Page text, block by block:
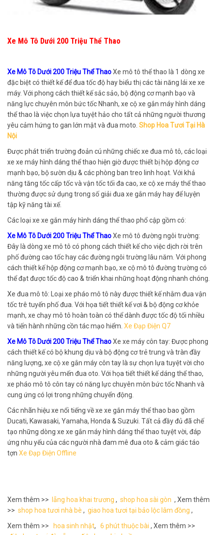
Xe Mô Tô Dưới 200 Triệu Thể Thao
Xe Mô Tô Dưới 200 Triệu Thể ThaoXe mô tô thể thao là 1 dòng xe
đặc biệt có thiết kế để đua tốc độ hay biểu thị các tài năng lái xe xe
máy. Với phong cách thiết kế sắc sảo, bộ động cơ mạnh bạo và
năng lực chuyên môn bức tốc Nhanh, xe cộ xe gắn máy hình dáng
thể thao là việc chọn lựa tuyệt hảo cho tất cả những người thương
yêu cảm hứng to gan lớn mật và đua moto. Shop Hoa Tươi Tại Hà
Nội
Được phát triển trường đoản cú những chiếc xe đua mô tô, các loại
xe xe máy hình dáng thể thao hiện giờ được thiết bị hộp động cơ
mạnh bạo, bộ sườn dịu & các phòng ban treo linh hoạt. Với khả
năng tăng tốc cấp tốc và vận tốc tối đa cao, xe cộ xe máy thể thao
thường được sử dụng trong số giải đua xe gắn máy hay để luyện
tập kỹ năng tài xế.
Các loại xe xe gắn máy hình dáng thể thao phổ cập gồm có:
Xe Mô Tô Dưới 200 Triệu Thể ThaoXe mô tô đường ngôi trường:
Đây là dòng xe mô tô có phong cách thiết kế cho việc dịch rời trên
phố đường cao tốc hay các đường ngôi trường lâu năm. Với phong
cách thiết kế hộp động cơ mạnh bạo, xe cộ mô tô đường trường có
thể đạt được tốc độ cao & triển khai những hoạt động nhanh chóng.
Xe đua mô tô: Loại xe pháo mô tô này được thiết kế nhằm đua vận
tốc trê tuyến phố đua. Với họa tiết thiết kế vơi & bộ động cơ khỏe
mạnh, xe chạy mô tô hoàn toàn có thể dành được tốc độ tối nhiều
và tiến hành những cồn tác mạo hiểm. Xe Đạp Điện Q7
Xe Mô Tô Dưới 200 Triệu Thể ThaoXe xe máy côn tay: Được phong
cách thiết kế có bộ khung dịu và bộ động cơ trẻ trung và tràn đầy
năng lượng, xe cộ xe gắn máy côn tay là sự chọn lựa tuyệt vời cho
những người yêu mến đua oto. Với họa tiết thiết kế dáng thể thao,
xe pháo mô tô côn tay có năng lực chuyên môn bức tốc Nhanh và
cung ứng có lợi trong những chuyển động.
Các nhãn hiệu xe nổi tiếng về xe xe gắn máy thể thao bao gồm
Ducati, Kawasaki, Yamaha, Honda & Suzuki. Tất cả đầy đủ đã chế
tạo những dòng xe xe gắn máy hình dáng thể thao tuyệt vời, đáp
ứng nhu yếu của các người nhà đam mê đua oto & cảm giác táo
tợn Xe Đạp Điện Offline
Xem thêm >> lẵng hoa khai trương , shop hoa sài gòn , Xem thêm
>> shop hoa tươi nhà bè , giao hoa tươi tại bảo lộc lâm đồng ,
Xem thêm >>
hoa sinh nhật, 6 phút thuộc bài , Xem thêm >>